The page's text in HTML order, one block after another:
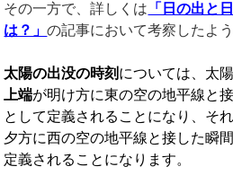
その一方で、詳しくは 「日の出と
は？」の記事において考察したよう
太陽の出没の時刻 については、太
上端が明け方に東の空の地平線と
として定義されることになり、それ
夕方に西の空の地平線と接した瞬
定義されることになります。